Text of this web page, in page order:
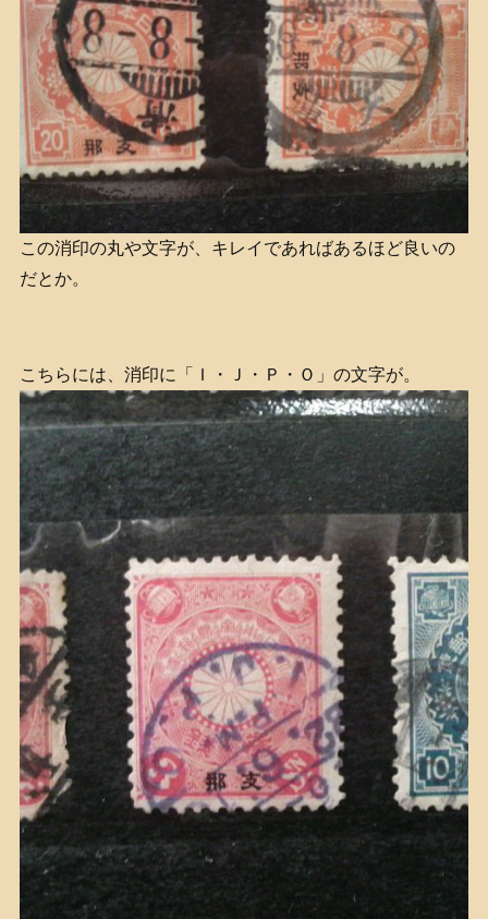
この消印の丸や文字が、キレイであればあるほど良いの
だとか。
こちらには、消印に「Ｉ・Ｊ・Ｐ・Ｏ」の文字が。